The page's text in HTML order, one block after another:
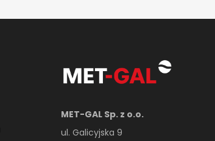
MET-GAL Sp. z o.o.
ul. Galicyjska 9